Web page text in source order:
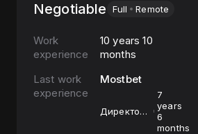
Negotiable Full Remote
Work
experience
10 years 10
months
Last work
experience
Mostbet
Директор
7
years
6
months